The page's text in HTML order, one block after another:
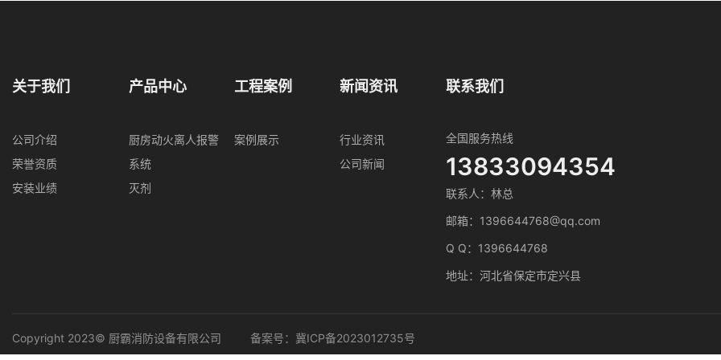
关于我们
公司介绍
荣誉资质
安装业绩
产品中心
厨房动火离人报警
系统
灭剂
工程案例
案例展示
新闻资讯
行业资讯
公司新闻
联系我们
全国服务热线
13833094354
联系人：林总
邮箱：1396644768@qq.com
Q Q：1396644768
地址：河北省保定市定兴县
Copyright 2023© 厨霸消防设备有限公司 备案号： 冀ICP备2023012735号